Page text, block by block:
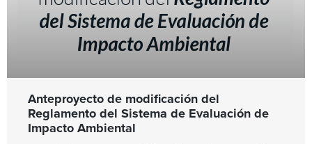
Anteproyecto de modificación del
Reglamento del Sistema de Evaluación de
Impacto Ambiental